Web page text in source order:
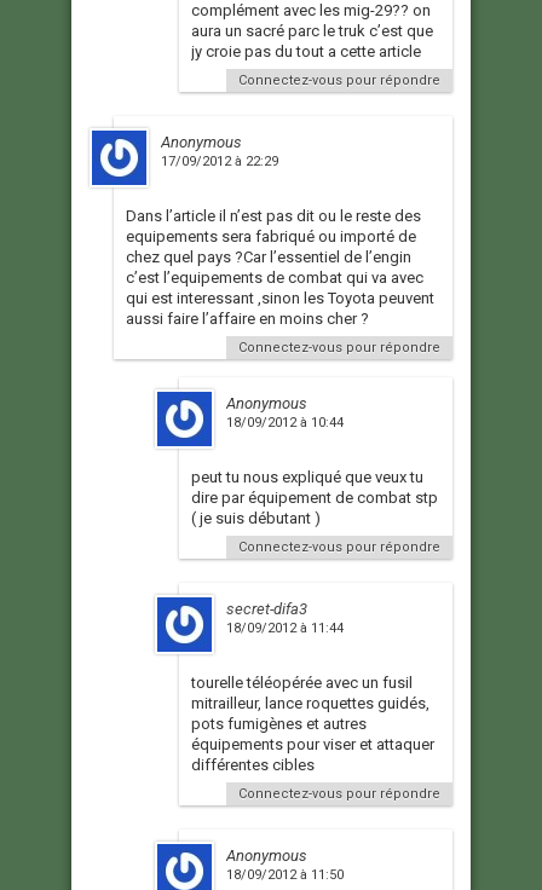
complément avec les mig-29?? on
aura un sacré parc le truk c’est que
jy croie pas du tout a cette article
Connectez-vous pour répondre
Anonymous
17/09/2012 à 22:29
Dans l’article il n’est pas dit ou le reste des
equipements sera fabriqué ou importé de
chez quel pays ?Car l’essentiel de l’engin
c’est l’equipements de combat qui va avec
qui est interessant ,sinon les Toyota peuvent
aussi faire l’affaire en moins cher ?
Connectez-vous pour répondre
Anonymous
18/09/2012 à 10:44
peut tu nous expliqué que veux tu
dire par équipement de combat stp
( je suis débutant )
Connectez-vous pour répondre
secret-difa3
18/09/2012 à 11:44
tourelle téléopérée avec un fusil
mitrailleur, lance roquettes guidés,
pots fumigènes et autres
équipements pour viser et attaquer
différentes cibles
Connectez-vous pour répondre
Anonymous
18/09/2012 à 11:50